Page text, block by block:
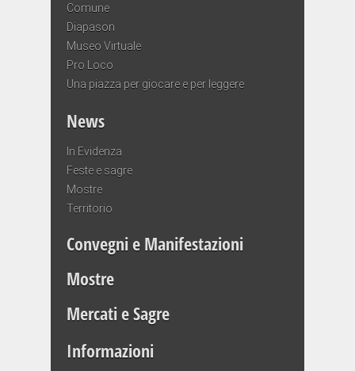
Comune
Diapason
Museo Virtuale
Pro Loco
Una piazza per giocare e per leggere
News
In Evidenza
Feste e sagre
Mostre
Territorio
Convegni e Manifestazioni
Mostre
Mercati e Sagre
Informazioni